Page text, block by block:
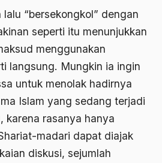
“bersekongkol” dengan
seperti itu menunjukkan
menggunakan
langsung. Mungkin ia ingin
untuk menolak hadirnya
Islam yang sedang terjadi
karena rasanya hanya
madari dapat diajak
diskusi, sejumlah